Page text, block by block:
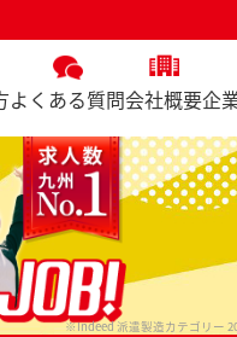
よくある質問会社概要企
※Indeed 派遣製造カテゴリー